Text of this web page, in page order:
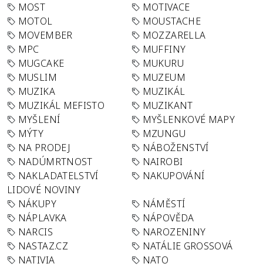
MOST
MOTIVACE
MOTOL
MOUSTACHE
MOVEMBER
MOZZARELLA
MPC
MUFFINY
MUGCAKE
MUKURU
MUSLIM
MUZEUM
MUZIKA
MUZIKÁL
MUZIKÁL MEFISTO
MUZIKANT
MYŠLENÍ
MYŠLENKOVÉ MAPY
MÝTY
MZUNGU
NA PRODEJ
NÁBOŽENSTVÍ
NADÚMRTNOST
NAIROBI
NAKLADATELSTVÍ
LIDOVÉ NOVINY
NAKUPOVÁNÍ
NÁKUPY
NÁMĚSTÍ
NÁPLAVKA
NÁPOVĚDA
NARCIS
NAROZENINY
NASTAZ.CZ
NATÁLIE GROSSOVÁ
NATIVIA
NATO